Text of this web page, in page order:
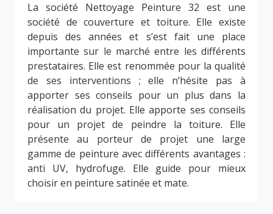
La société Nettoyage Peinture 32 est une
société de couverture et toiture. Elle existe
depuis des années et s’est fait une place
importante sur le marché entre les différents
prestataires. Elle est renommée pour la qualité
de ses interventions ; elle n’hésite pas à
apporter ses conseils pour un plus dans la
réalisation du projet. Elle apporte ses conseils
pour un projet de peindre la toiture. Elle
présente au porteur de projet une large
gamme de peinture avec différents avantages :
anti UV, hydrofuge. Elle guide pour mieux
choisir en peinture satinée et mate.